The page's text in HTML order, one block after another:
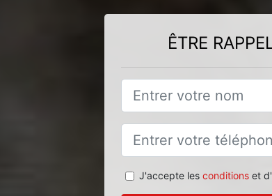
ÊTRE
J'accepte les conditionset